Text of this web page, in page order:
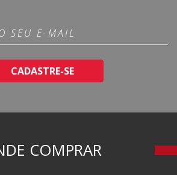
CADASTRE-SE
COMPRAR